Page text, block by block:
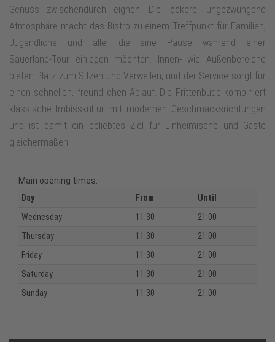
Genuss zwischendurch eignen. Die lockere, ungezwungene
Atmosphäre macht das Bistro zu einem Treffpunkt für Familien,
Jugendliche und alle, die eine Pause während einer
Sauerland‑Tour einlegen möchten. Innen‑ wie Außenbereiche
bieten Platz zum Sitzen und Verweilen, und der Service sorgt für
einen schnellen, freundlichen Ablauf. Die Frittenbude kombiniert
klassische Imbisskultur mit modernen Geschmacksrichtungen
und ist damit ein beliebtes Ziel für Einheimische und Gäste
gleichermaßen.
Main opening times:
Day
From
Until
Wednesday
11:30
21:00
Thursday
11:30
21:00
Friday
11:30
21:00
Saturday
11:30
21:00
Sunday
11:30 21:00